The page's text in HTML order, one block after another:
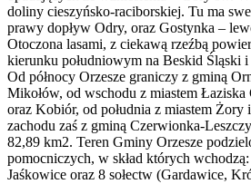
doliny cieszyńsko-raciborskiej. Tu ma
prawy dopływ Odry, oraz Gostynka –
Otoczona lasami, z ciekawą rzeźbą
kierunku południowym na Beskid Śląski
Od północy Orzesze graniczy z gminą
Mikołów, od wschodu z miastem
oraz Kobiór, od południa z miastem Żory
zachodu zaś z gminą Czerwionka-
82,89 km2. Teren Gminy Orzesze
pomocniczych, w skład których
Jaśkowice oraz 8 sołectw (Gardawice,